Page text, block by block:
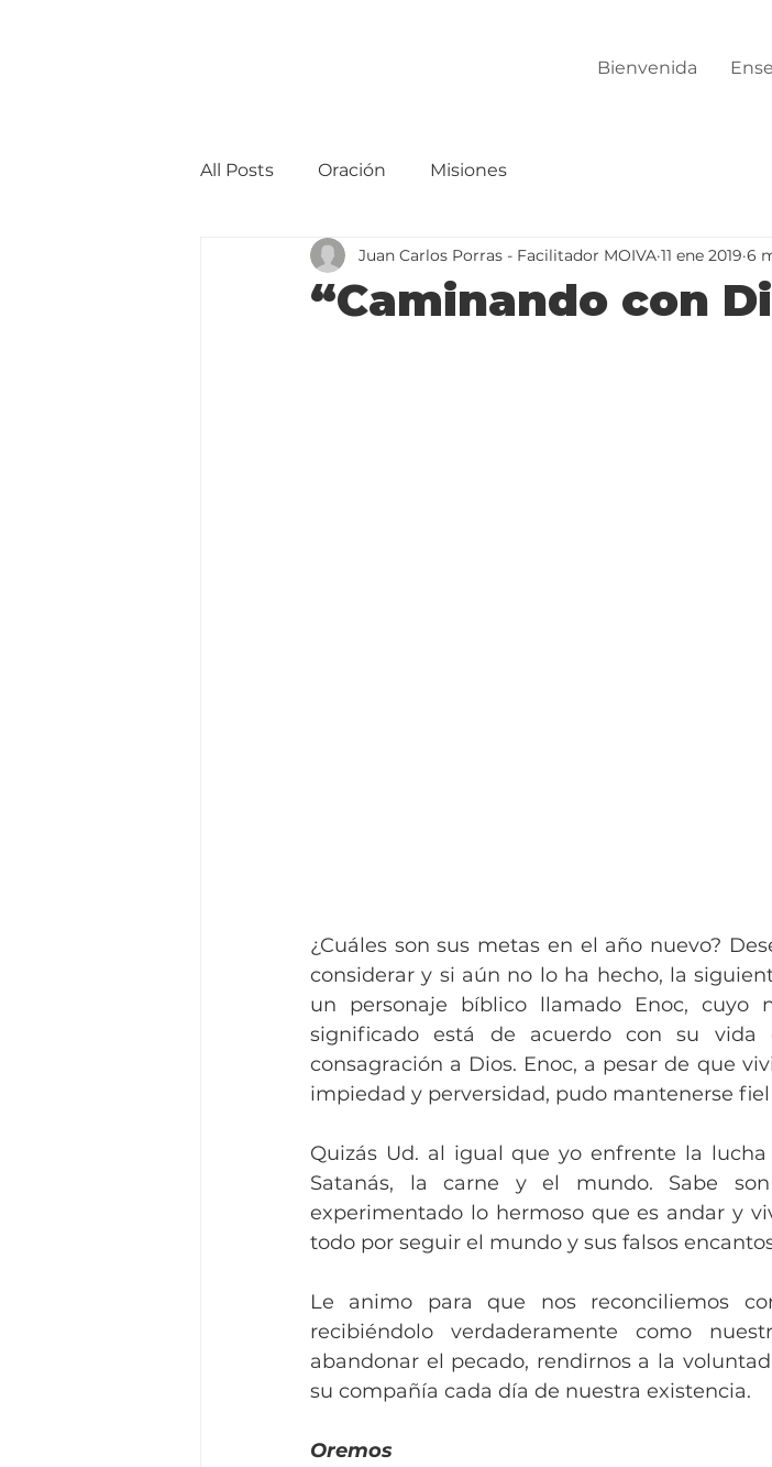
Bienvenida
All Posts Oración Misiones
“Caminando con
Juan Carlos Porras - Facilitador MOIVA 11 ene 2019 6
¿Cuáles son sus metas en el año nuevo?
considerar y si aún no lo ha hecho, la
un personaje bíblico llamado Enoc, cuyo
significado está de acuerdo con su vida
consagración a Dios. Enoc, a pesar de que
impiedad y perversidad, pudo mantenerse
Quizás Ud. al igual que yo enfrente la
Satanás, la carne y el mundo. Sabe
experimentado lo hermoso que es andar y
todo por seguir el mundo y sus falsos
Le animo para que nos reconciliemos
recibiéndolo verdaderamente como
abandonar el pecado, rendirnos a la
su compañía cada día de nuestra existencia.
Oremos